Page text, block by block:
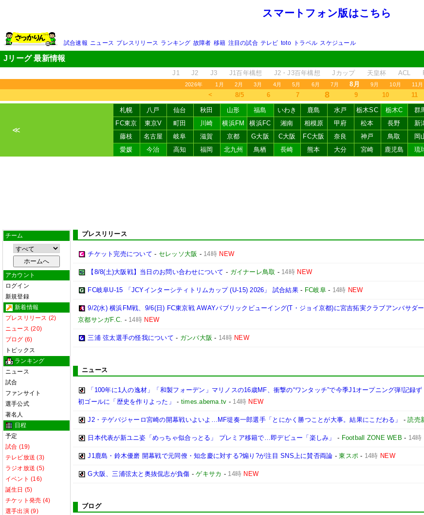
スマートフォン版はこちら
試合速報 ニュース プレスリリース ランキング 故障者 移籍 注目の試合 テレビ toto トラベル スケジュール
Jリーグ 最新情報
J1 J2 J3 J1百年構想 J2・J3百年構想 Jカップ 天皇杯 ACL
2026年 1月 2月 3月 4月 5月 6月 7月 8月 9月 10月 11月
＜ 8/5 6 7 8 9 10 11
≪
札幌 八戸 仙台 秋田 山形 福島 いわき 鹿島 水戸 栃木SC 栃木C 群
FC東京
東京V 町田 川崎 横浜FM 横浜FC 湘南 相模原 甲府 松本 長野 新
藤枝
名古屋 岐阜 滋賀 京都 G大阪 C大阪 FC大阪 奈良 神戸 鳥取 岡
愛媛
今治 高知 福岡 北九州 鳥栖 長崎 熊本 大分 宮崎 鹿児島 琉
チーム
アカウント
ログイン
新規登録
新着情報
プレスリリース (2)
ニュース (20)
ブログ (6)
トピックス
ランキング
ニュース
試合
ファンサイト
選手公式
著名人
日程
予定
試合 (19)
テレビ放送 (3)
ラジオ放送 (5)
イベント (16)
誕生日 (5)
チケット発売 (4)
選手出演 (9)
プレスリリース
チケット完売について - セレッソ大阪 - 14時 NEW
【8/8(土)大阪戦】当日のお問い合わせについて - ガイナーレ鳥取 - 14時 NEW
FC岐阜U-15 「JCYインターシティトリムカップ (U-15) 2026」 試合結果 - FC岐阜- 14時 NEW
9/2(水) 横浜FM戦、9/6(日) FC東京戦 AWAYパブリックビューイング(T・ジョイ京都)に宮吉拓実クラブアンバサダ
京都サンガF.C. - 14時 NEW
三浦 弦太選手の怪我について - ガンバ大阪 - 14時 NEW
ニュース
「100年に1人の逸材」「和製フォーデン」マリノスの16歳MF、衝撃の“ワンタッチ”で今季J1オープニング弾!記録
初ゴールに「歴史を作りよった」
- times.abema.tv - 14時 NEW
J2・テゲバジャーロ宮崎の開幕戦いよいよ…MF堤奏一郎選手「とにかく勝つことが大事。結果にこだわる」 -読売
日本代表が新ユニ姿「めっちゃ似合っとる」 プレミア移籍で…即デビュー「楽しみ」 - Football ZONE WEB - 14時
J1鹿島・鈴木優磨 開幕戦で元同僚・知念慶に対する?煽り?が注目 SNS上に賛否両論 -東スポ - 14時 NEW
G大阪、三浦弦太と奥抜侃志が負傷 -ゲキサカ - 14時 NEW
ブログ